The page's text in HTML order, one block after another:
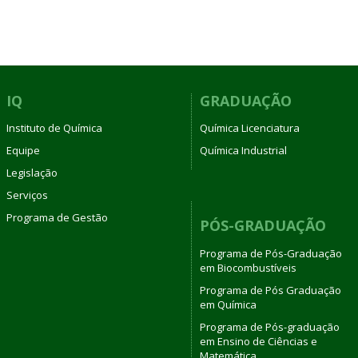
IQ
Instituto de Química
Equipe
Legislação
Serviços
Programa de Gestão
GRADUAÇÃO
Química Licenciatura
Química Industrial
PÓS-GRADUAÇÃO
Programa de Pós-Graduação
em Biocombustíveis
Programa de Pós Graduação
em Química
Programa de Pós-graduação
em Ensino de Ciências e